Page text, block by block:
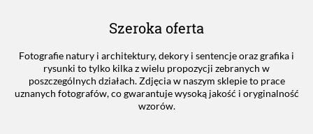
Szeroka oferta
Fotografie natury i architektury, dekory i sentencje oraz grafika i
rysunki to tylko kilka z wielu propozycji zebranych w
poszczególnych działach. Zdjęcia w naszym sklepie to prace
uznanych fotografów, co gwarantuje wysoką jakość i oryginalność
wzorów.